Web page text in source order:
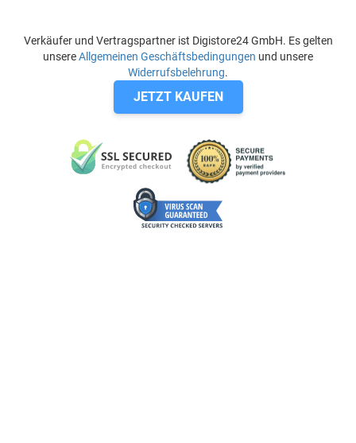
Verkäufer und Vertragspartner ist Digistore24 GmbH. Es gelten
unsereAllgemeinen Geschäftsbedingungen und unsere
Widerrufsbelehrung.
JETZT KAUFEN